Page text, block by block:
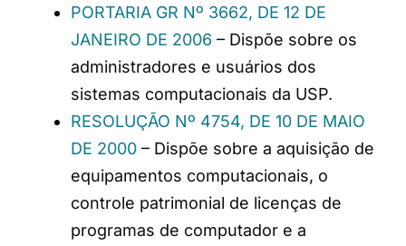
PORTARIA GR Nº 3662, DE 12 DE
JANEIRO DE 2006 – Dispõe sobre os
administradores e usuários dos
sistemas computacionais da USP.
RESOLUÇÃO Nº 4754, DE 10 DE MAIO
DE 2000 – Dispõe sobre a aquisição de
equipamentos computacionais, o
controle patrimonial de licenças de
programas de computador e a